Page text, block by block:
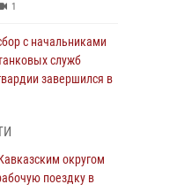
1
с начальниками
служб
завершился в
Плохой поздравил
штатных
округом
поездку в